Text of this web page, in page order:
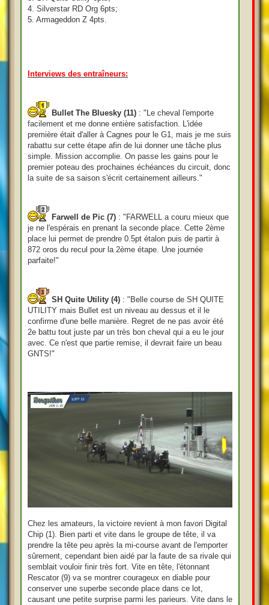
4. Silverstar RD Org 6pts;
5. Armageddon Z 4pts.
Interviews des entraîneurs:
Bullet The Bluesky (11) : "Le cheval l'emporte
facilement et me donne entière satisfaction. L'idée
première était d'aller à Cagnes pour le G1, mais je me suis
rabattu sur cette étape afin de lui donner une tâche plus
simple. Mission accomplie. On passe les gains pour le
premier poteau des prochaines échéances du circuit, donc
la suite de sa saison s'écrit certainement ailleurs."
Farwell de Pic (7) : "FARWELL a couru mieux que
je ne l'espérais en prenant la seconde place. Cette 2ème
place lui permet de prendre 0.5pt étalon puis de partir à
872 oros du recul pour la 2ème étape. Une journée
parfaite!"
SH Quite Utility (4) : "Belle course de SH QUITE
UTILITY mais Bullet est un niveau au dessus et il le
confirme d'une belle manière. Regret de ne pas avoir été
2e battu tout juste par un très bon cheval qui a eu le jour
avec. Ce n'est que partie remise, il devrait faire un beau
GNTS!"
Chez les amateurs, la victoire revient à mon favori Digital
Chip (1). Bien parti et vite dans le groupe de tête, il va
prendre la tête peu après la mi-course avant de l'emporter
sûrement, cependant bien aidé par la faute de sa rivale qui
semblait vouloir finir très fort. Vite en tête, l'étonnant
Rescator (9) va se montrer courageux en diable pour
conserver une superbe seconde place dans ce lot,
causant une petite surprise parmi les parieurs. Vite dans le